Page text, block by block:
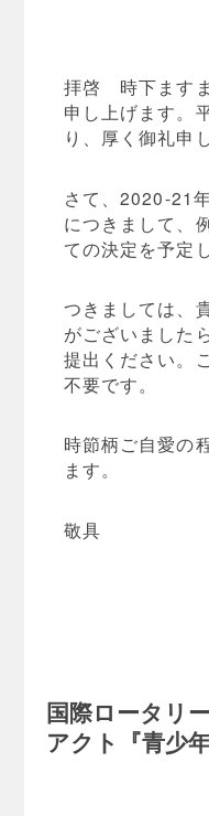
拝啓 時下ます
申し上げます。
り、厚く御礼申
さて、2020-21
につきまして、
ての決定を予定
つきましては、
がございました
提出ください。
不要です。
時節柄ご自愛の
ます。
敬具
国際ロータリ
アクト『青少